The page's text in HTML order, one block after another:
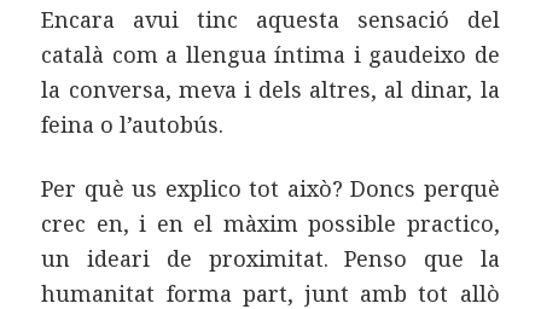
Encara avui tinc aquesta sensació del
català com a llengua íntima i gaudeixo de
la conversa, meva i dels altres, al dinar, la
feina o l’autobús.
Per què us explico tot això? Doncs perquè
crec en, i en el màxim possible practico,
un ideari de proximitat. Penso que la
humanitat forma part, junt amb tot allò